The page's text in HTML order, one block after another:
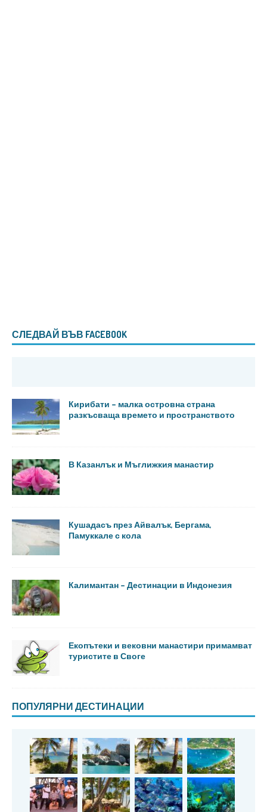
СЛЕДВАЙ ВЪВ FACEBOOK
Кирибати – малка островна страна
разкъсваща времето и пространството
В Казанлък и Мъглижкия манастир
Кушадасъ през Айвалък, Бергама,
Памуккале с кола
Калимантан – Дестинации в Индонезия
Екопътеки и вековни манастири примамват
туристите в Своге
ПОПУЛЯРНИ ДЕСТИНАЦИИ